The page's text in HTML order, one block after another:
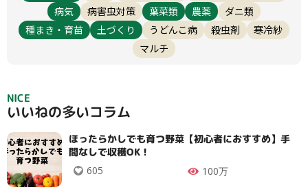
病気
病害虫対策 葉菜類 農薬
ダニ類
種まき・育苗
土づくり うどんこ病 殺虫剤
寒冷紗
マルチ
NICE
いいねの多いコラム
ほったらかしでも育つ野菜【初心者におすすめ】手
間なしで収穫OK！
605 100万